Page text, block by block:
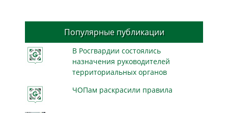
Популярные публикации
В Росгвардии состоялись
назначения руководителей
территориальных органов
ЧОПам раскрасили правила